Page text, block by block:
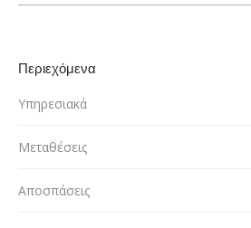
Περιεχόμενα
Υπηρεσιακά
Μεταθέσεις
Αποσπάσεις